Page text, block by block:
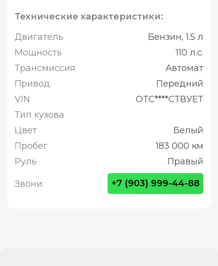
Технические характеристики:
Двигатель
Бензин, 1.5 л
Мощность
110 л.с.
Трансмиссия
Автомат
Привод
Передний
VIN
ОТС****СТВУЕТ
Тип кузова
Цвет
Белый
Пробег
183 000 км
Руль
Правый
Звони: +7 (903) 999-44-88